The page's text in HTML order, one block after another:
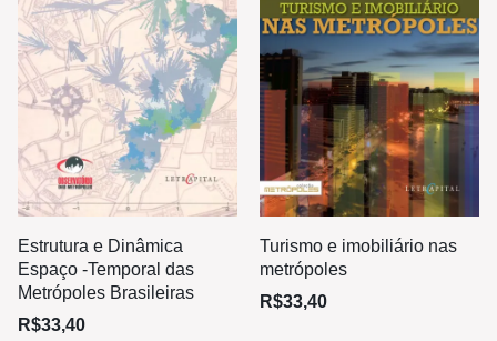
Estrutura e Dinâmica
Espaço -Temporal das
Metrópoles Brasileiras
R$33,40
Turismo e imobiliário nas
metrópoles
R$33,40